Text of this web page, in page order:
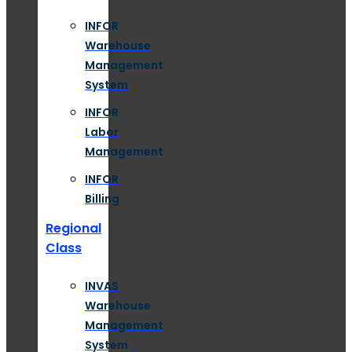
INFOR
Warehouse
Management
System
INFOR
Labor
Management
INFOR
Billing
Regional
Class
INVAS
Warehouse
Management
System